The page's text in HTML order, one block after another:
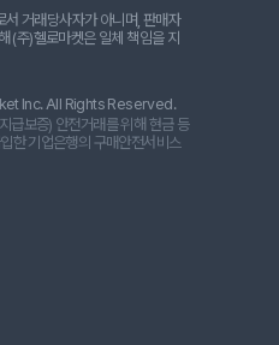
거래당사자가 아니며, 판매자
(주)헬로마켓은 일체 책임을 지
Inc. All Rights Reserved.
급보증) 안전거래를 위해 현금 등
한 기업은행의 구매안전서비스